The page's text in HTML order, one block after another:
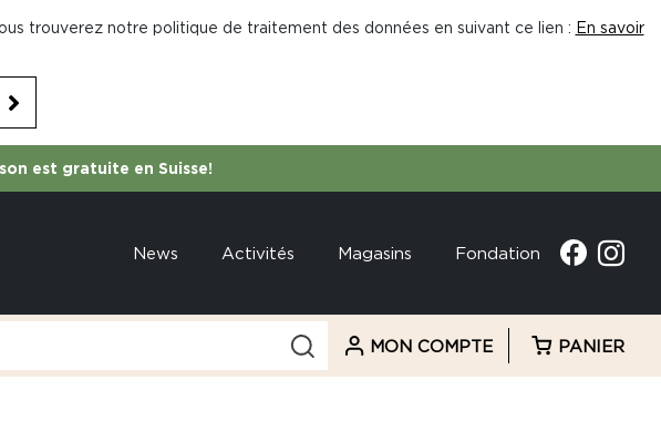
trouverez notre politique de traitement des données en suivant ce lien : En savoir
est gratuite en Suisse!
News Activités Magasins Fondation
MON COMPTE PANIER